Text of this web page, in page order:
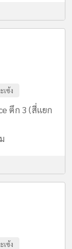
เซ้ง
ตึก 3 (สี่แยก
เซ้ง